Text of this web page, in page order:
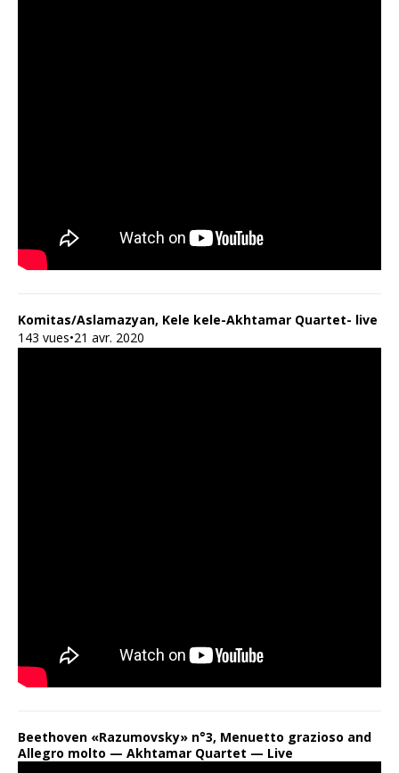
Komitas/Aslamazyan, Kele kele-Akhtamar Quartet- live
143 vues•21 avr. 2020
Beethoven «Razumovsky» n°3, Menuetto grazioso and
Allegro molto — Akhtamar Quartet — Live